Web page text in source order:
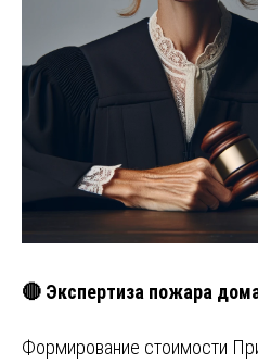
🔴 Экспертиза пожара
Формирование стоимости